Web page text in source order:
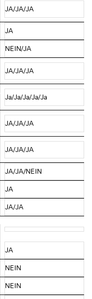
JA/JA/JA
JA
NEIN/JA
JA/JA/JA
Ja/Ja/Ja/Ja/Ja
JA/JA/JA
JA/JA/JA
JA/JA/NEIN
JA
JA/JA
JA
NEIN
NEIN